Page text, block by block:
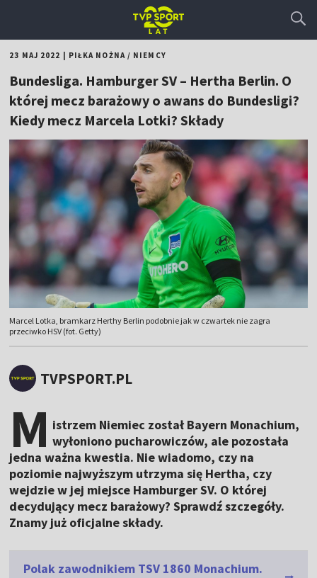
23 MAJ 2022 PIŁKA NOŻNA/ NIEMCY
Bundesliga. Hamburger SV – Hertha Berlin. O
której mecz barażowy o awans do Bundesligi?
Kiedy mecz Marcela Lotki? Składy
Marcel Lotka, bramkarz Herthy Berlin podobnie jak w czwartek nie zagra
przeciwko HSV (fot. Getty)
TVPSPORT.PL
M istrzem Niemiec został Bayern Monachium,
wyłoniono pucharowiczów, ale pozostała
jedna ważna kwestia. Nie wiadomo, czy na
poziomie najwyższym utrzyma się Hertha, czy
wejdzie w jej miejsce Hamburger SV. O której
decydujący mecz barażowy? Sprawdź szczegóły.
Znamy już oficjalne składy.
Polak zawodnikiem TSV 1860 Monachium.